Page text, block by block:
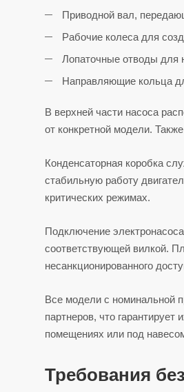
Приводной вал,
Рабочие колеса для
Лопаточные отводы для
Направляющие кольца
В верхней части насоса
от конкретной модели.
Конденсаторная коробка
стабильную работу
критических режимах.
Подключение
соответствующей вилкой.
несанкционированного
Все модели с номинальной
партнеров, что
помещениях или под
Требования